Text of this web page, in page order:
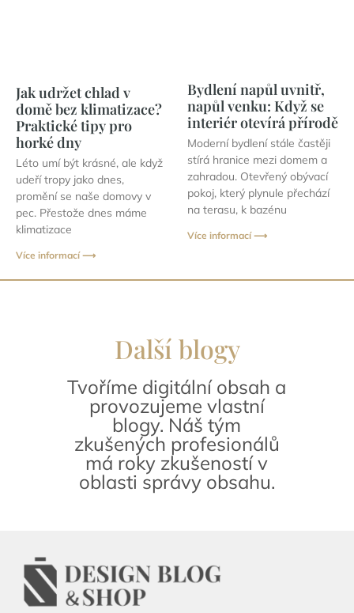
Jak udržet chlad v
domě bez klimatizace?
Praktické tipy pro
horké dny
Léto umí být krásné, ale když
udeří tropy jako dnes,
promění se naše domovy v
pec. Přestože dnes máme
klimatizace
Více informací ⟶
Bydlení napůl uvnitř,
napůl venku: Když se
interiér otevírá přírodě
Moderní bydlení stále častěji
stírá hranice mezi domem a
zahradou. Otevřený obývací
pokoj, který plynule přechází
na terasu, k bazénu
Více informací ⟶
Další blogy
Tvoříme digitální obsah a
provozujeme vlastní
blogy. Náš tým
zkušených profesionálů
má roky zkušeností v
oblasti správy obsahu.